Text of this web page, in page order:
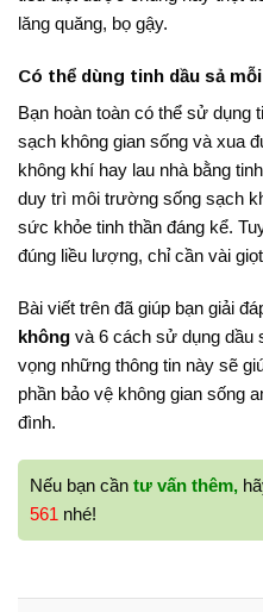
lăng quăng, bọ gậy.
Có thể dùng tinh dầu sả
Bạn hoàn toàn có thể sử dụng
sạch không gian sống và xua
không khí hay lau nhà bằng
duy trì môi trường sống sạch
sức khỏe tinh thần đáng kể.
đúng liều lượng, chỉ cần vài
Bài viết trên đã giúp bạn giải
không và 6 cách sử dụng dầu
vọng những thông tin này sẽ
phần bảo vệ không gian sống
đình.
Nếu bạn cần tư vấn thêm,
561 nhé!